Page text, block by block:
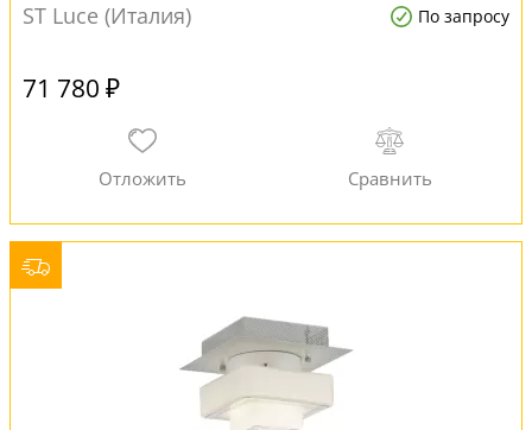
ST Luce (Италия) По запросу
71 780 ₽